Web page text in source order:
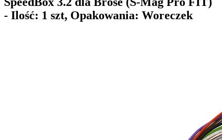
- Ilość: 1 szt, Opakowania: Woreczek